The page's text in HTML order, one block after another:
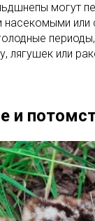
могут
насекомыми
лягушек или
и